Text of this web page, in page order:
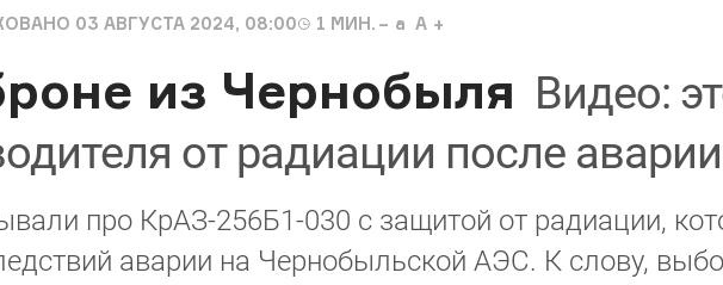
03 АВГУСТА 2024, 08:00 1 МИН. a A
из Чернобыля Видео:
от радиации после
про КрАЗ-256Б1-030 с защитой от радиации,
аварии на Чернобыльской АЭС. К слову,